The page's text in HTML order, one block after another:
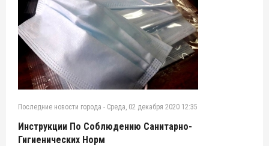
Последние новости города - Среда, 02 декабря 2020 12:35
Инструкции По Соблюдению Санитарно-
Гигиенических Норм